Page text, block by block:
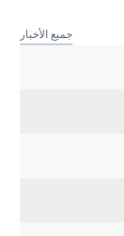
جميع الأخبار